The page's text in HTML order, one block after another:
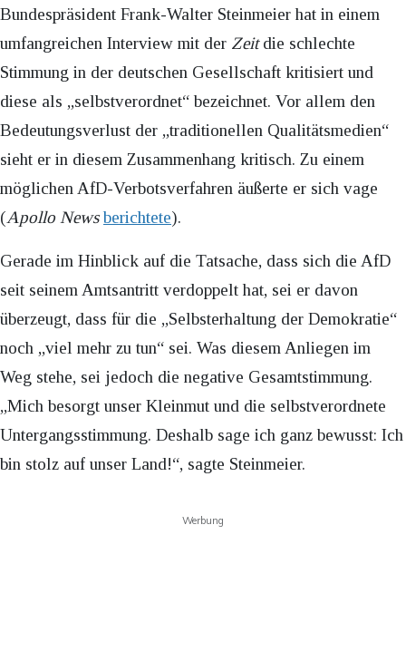
Bundespräsident Frank-Walter Steinmeier hat in einem
umfangreichen Interview mit der Zeitdie schlechte
Stimmung in der deutschen Gesellschaft kritisiert und
diese als „selbstverordnet“ bezeichnet. Vor allem den
Bedeutungsverlust der „traditionellen Qualitätsmedien“
sieht er in diesem Zusammenhang kritisch. Zu einem
möglichen AfD-Verbotsverfahren äußerte er sich vage
(Apollo News berichtete).
Gerade im Hinblick auf die Tatsache, dass sich die AfD
seit seinem Amtsantritt verdoppelt hat, sei er davon
überzeugt, dass für die „Selbsterhaltung der Demokratie“
noch „viel mehr zu tun“ sei. Was diesem Anliegen im
Weg stehe, sei jedoch die negative Gesamtstimmung.
„Mich besorgt unser Kleinmut und die selbstverordnete
Untergangsstimmung. Deshalb sage ich ganz bewusst: Ich
bin stolz auf unser Land!“, sagte Steinmeier.
Werbung